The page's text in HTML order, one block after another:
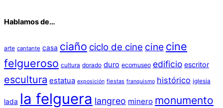
Hablamos de…
arte cantante casa ciaño ciclo de cine cine cine
felgueroso cultura dorado duro ecomuseo edificio escritor
escultura estatua exposición fiestas franquismo histórico iglesia
lada la felguera langreo minero monumento